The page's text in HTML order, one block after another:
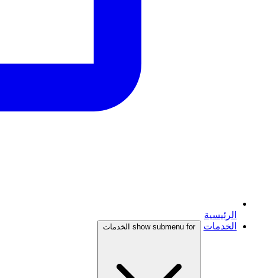
الرئيسية
الخدمات
show submenu for الخدمات